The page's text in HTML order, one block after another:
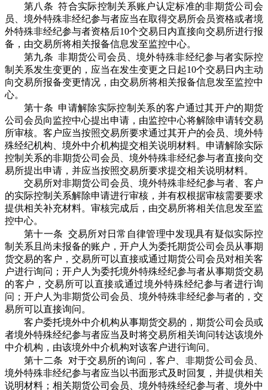
第八条 符合实际控制关系账户认定标准的非期货公司会
员、境外特殊非经纪参与者应当在取得交易所会员资格或者境
外特殊非经纪参与者资格后10个交易日内直接向交易所进行报
备，由交易所将相关报备信息发至监控中心。
第九条 非期货公司会员、境外特殊非经纪参与者实际控
制关系发生变更的，应当在发生变更之日起10个交易日内主动
向交易所报备变更情况，由交易所将相关报备信息发至监控中
心。
第十条 申请解除实际控制关系的客户通过其开户的期货
公司会员向监控中心提出申请，由监控中心将解除申请转交易
所审核。客户应当按照交易所要求通过其开户的会员、境外特
殊经纪机构、境外中介机构提交相关说明材料。申请解除实际
控制关系的非期货公司会员、境外特殊非经纪参与者直接向交
易所提出申请，并应当按照交易所要求提交相关说明材料。
交易所对非期货公司会员、境外特殊非经纪参与者、客户
的实际控制关系解除申请进行审核，并有权根据审核需要要求
提供相关补充材料。审核完成后，由交易所将相关信息发至监
控中心。
第十一条 交易所对日常自律管理中发现具有疑似实际控
制关系且尚未报备的账户，开户人为委托期货公司会员从事期
货交易的客户，交易所可以直接或通过期货公司会员对相关客
户进行询问；开户人为委托境外特殊经纪参与者从事期货交易
的客户，交易所可以直接或通过境外特殊经纪参与者进行询
问；开户人为非期货公司会员、境外特殊非经纪参与者的，交
易所可以直接询问。
客户委托境外中介机构从事期货交易的，期货公司会员或
者境外特殊经纪参与者应当及时将交易所相关询问转达该境外
中介机构，由该境外中介机构对该客户进行询问。
第十二条 对于交易所的询问，客户、非期货公司会员、
境外特殊非经纪参与者应当以书面形式及时回复，并提供相关
说明材料；相关期货公司会员、境外特殊经纪参与者、境外中